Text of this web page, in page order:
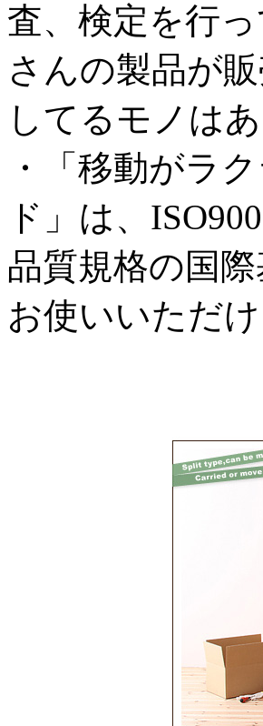
査、検定を行
さんの製品が
してるモノは
・「移動がラ
ド」は、
品質規格の国
お使いいただけ